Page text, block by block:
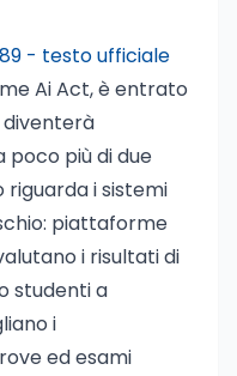
- testo ufficiale
Ai Act, è entrato
diventerà
più di due
riguarda i sistemi
piattaforme
i risultati di
studenti a
i
ed esami